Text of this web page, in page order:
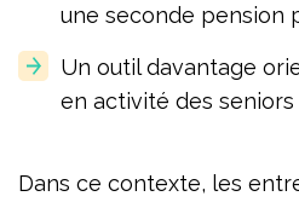
une seconde pension
Un outil davantage
en activité des
Dans ce contexte, les